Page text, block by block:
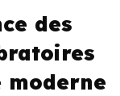
des
moderne